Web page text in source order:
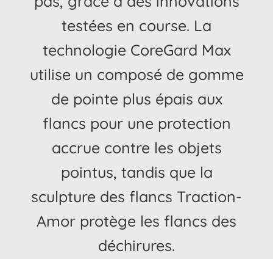
testées en course. La
technologie CoreGard Max
utilise un composé de gomme
de pointe plus épais aux
flancs pour une protection
accrue contre les objets
pointus, tandis que la
sculpture des flancs Traction-
Amor protège les flancs des
déchirures.